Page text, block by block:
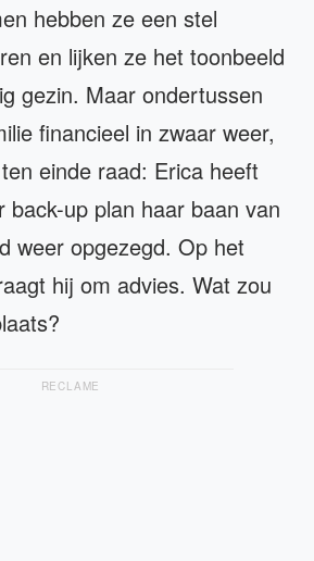
hebben ze een stel
en lijken ze het toonbeeld
gezin. Maar ondertussen
financieel in zwaar weer,
einde raad: Erica heeft
back-up plan haar baan van
weer opgezegd. Op het
hij om advies. Wat zou
RECLAME